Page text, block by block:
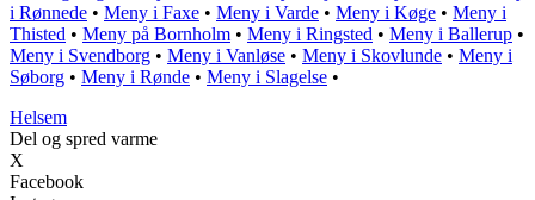
i Rønnede • Meny i Faxe • Meny i Varde • Meny i Køge • Meny i
Thisted • Meny på Bornholm • Meny i Ringsted • Meny i Ballerup •
Meny i Svendborg • Meny i Vanløse • Meny i Skovlunde • Meny i
Søborg • Meny i Rønde • Meny i Slagelse •
Helsem
Del og spred varme
X
Facebook